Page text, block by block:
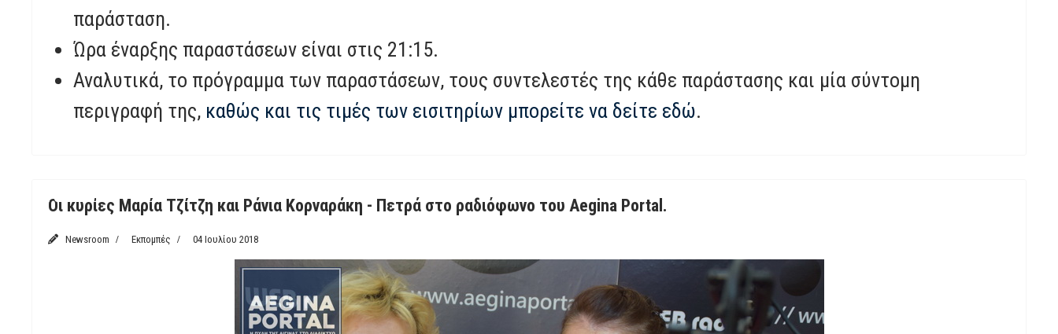
παράσταση.
Ώρα έναρξης παραστάσεων είναι στις 21:15.
Αναλυτικά, το πρόγραμμα των παραστάσεων, τους συντελεστές της κάθε παράστασης και μία σύντομη
περιγραφή της, καθώς και τις τιμές των εισιτηρίων μπορείτε να δείτε εδώ.
Featured
Οι κυρίες Μαρία Τζίτζη και Ράνια Κορναράκη - Πετρά στο ραδιόφωνο του Aegina Portal.
Newsroom Εκπομπές 04 Ιουλίου 2018